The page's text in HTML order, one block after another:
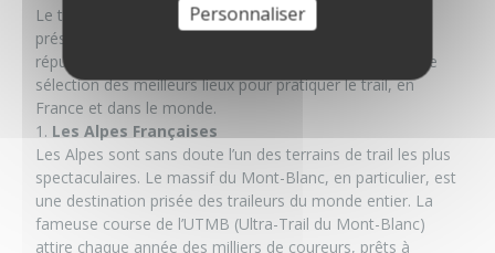
Le trail peut être pratiqué partout où la nature est
présente, mais certains endroits sont particulièrement
réputés pour offrir des parcours exceptionnels. Voici une
sélection des meilleurs lieux pour pratiquer le trail, en
France et dans le monde.
1. Les Alpes Françaises
Les Alpes sont sans doute l’un des terrains de trail les plus
spectaculaires. Le massif du Mont-Blanc, en particulier, est
une destination prisée des traileurs du monde entier. La
fameuse course de l’UTMB (Ultra-Trail du Mont-Blanc)
attire chaque année des milliers de coureurs, prêts à
Personnaliser